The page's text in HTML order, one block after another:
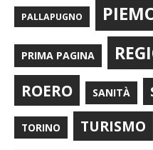
PALLAPUGNO
PRIMA PAGINA
ROERO SANITÀ
TORINO TURISMO